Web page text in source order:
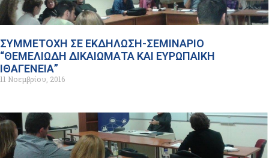
ΣΥΜΜΕΤΟΧΗ ΣΕ ΕΚΔΗΛΩΣΗ-ΣΕΜΙΝΑΡΙΟ
“ΘΕΜΕΛΙΩΔΗ ΔΙΚΑΙΩΜΑΤΑ ΚΑΙ ΕΥΡΩΠΑΙΚΗ
ΙΘΑΓΕΝΕΙΑ”
11 Νοεμβρίου, 2016